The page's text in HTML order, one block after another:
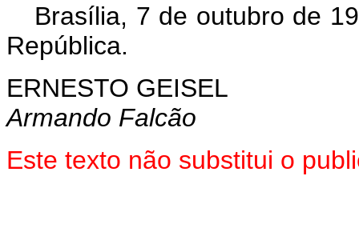
Brasília, 7 de outubro de
República.
ERNESTO GEISEL
Armando Falcão
Este texto não substitui o